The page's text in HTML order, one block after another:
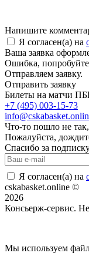
Напишите
Я согласен(а) на
Ваша заявка
Ошибка,
Отправляем заявку.
Отправить заявку
Билеты на матчи
+7 (495) 003-15-73
Что-то пошло не
Пожалуйста,
Спасибо за
Я согласен(а) на
cskabasket.online ©
2026
Консьерж-сервис.
Мы используем